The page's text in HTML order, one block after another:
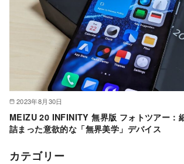
2023年8月30日
MEIZU 20 INFINITY 無界版 フォトツアー：
詰まった意欲的な「無界美学」デバイス
カテゴリー